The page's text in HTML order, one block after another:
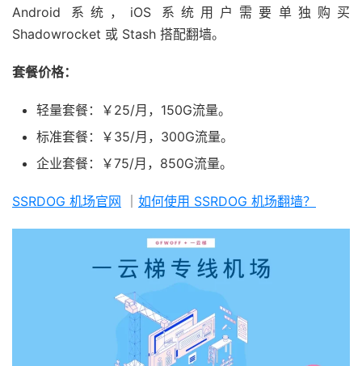
Android 系统，iOS 系统用户需要单独购买
Shadowrocket 或 Stash 搭配翻墙。
套餐价格：
轻量套餐：￥25/月，150G流量。
标准套餐：￥35/月，300G流量。
企业套餐：￥75/月，850G流量。
SSRDOG 机场官网 如何使用 SSRDOG 机场翻墙？